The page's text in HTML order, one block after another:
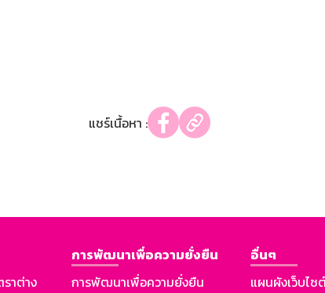
แชร์เนื้อหา :
าต่าง
การพัฒนาเพื่อความยั่งยืน
การพัฒนาเพื่อความยั่งยืน
อื่นๆ
แผนผังเว็บไซ